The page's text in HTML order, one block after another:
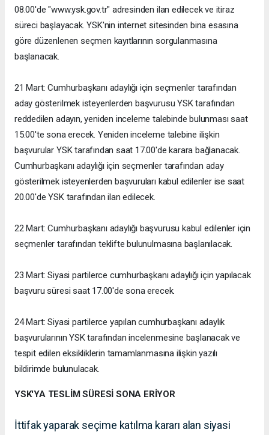
08.00'de "www.ysk.gov.tr" adresinden ilan edilecek ve itiraz
süreci başlayacak. YSK'nin internet sitesinden bina esasına
göre düzenlenen seçmen kayıtlarının sorgulanmasına
başlanacak.
21 Mart: Cumhurbaşkanı adaylığı için seçmenler tarafından
aday gösterilmek isteyenlerden başvurusu YSK tarafından
reddedilen adayın, yeniden inceleme talebinde bulunması saat
15.00'te sona erecek. Yeniden inceleme talebine ilişkin
başvurular YSK tarafından saat 17.00'de karara bağlanacak.
Cumhurbaşkanı adaylığı için seçmenler tarafından aday
gösterilmek isteyenlerden başvuruları kabul edilenler ise saat
20.00'de YSK tarafından ilan edilecek.
22 Mart: Cumhurbaşkanı adaylığı başvurusu kabul edilenler için
seçmenler tarafından teklifte bulunulmasına başlanılacak.
23 Mart: Siyasi partilerce cumhurbaşkanı adaylığı için yapılacak
başvuru süresi saat 17.00'de sona erecek.
24 Mart: Siyasi partilerce yapılan cumhurbaşkanı adaylık
başvurularının YSK tarafından incelenmesine başlanacak ve
tespit edilen eksikliklerin tamamlanmasına ilişkin yazılı
bildirimde bulunulacak.
YSK'YA TESLİM SÜRESİ SONA ERİYOR
İttifak yaparak seçime katılma kararı alan siyasi